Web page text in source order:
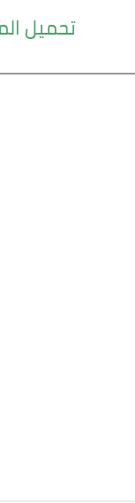
تحميل